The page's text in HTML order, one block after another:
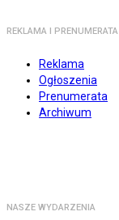
REKLAMA I PRENUMERATA
Reklama
Ogłoszenia
Prenumerata
Archiwum
NASZE WYDARZENIA